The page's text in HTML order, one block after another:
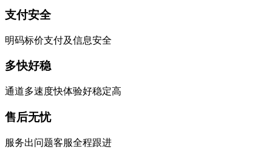
支付安全
明码标价支付及信息安全
多快好稳
通道多速度快体验好稳定高
售后无忧
服务出问题客服全程跟进